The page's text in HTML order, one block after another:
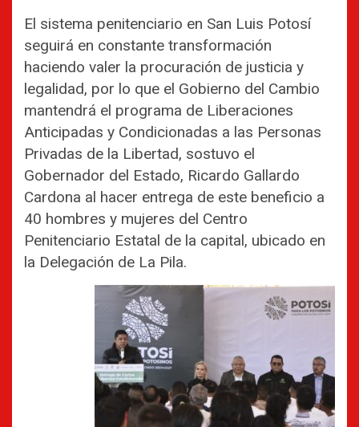
El sistema penitenciario en San Luis Potosí
seguirá en constante transformación
haciendo valer la procuración de justicia y
legalidad, por lo que el Gobierno del Cambio
mantendrá el programa de Liberaciones
Anticipadas y Condicionadas a las Personas
Privadas de la Libertad, sostuvo el
Gobernador del Estado, Ricardo Gallardo
Cardona al hacer entrega de este beneficio a
40 hombres y mujeres del Centro
Penitenciario Estatal de la capital, ubicado en
la Delegación de La Pila.